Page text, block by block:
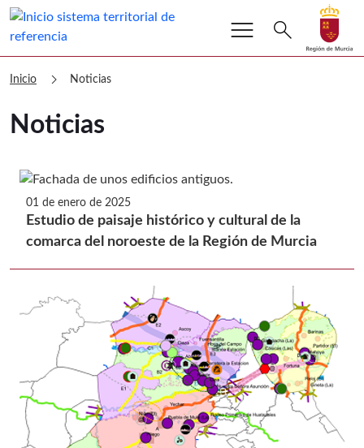
sitmurcia Noticias
Volver a
Ir a
menu Buscar
search
Inicio chevron_right Noticias
Noticias
01 de enero de 2025
Estudio de paisaje histórico y cultural de la
comarca del noroeste de la Región de Murcia